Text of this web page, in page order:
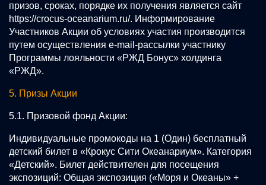
призов, сроках, порядке их получения является сайт
https://crocus-oceanarium.ru/. Информирование
Участников Акции об условиях участия производится
путем осуществления e-mail-рассылки участнику
Программы лояльности «РЖД Бонус» холдинга
«РЖД».
5. Призы Акции
5.1. Призовой фонд Акции:
Индивидуальные промокоды на 1 (Один) бесплатный
детский билет в «Крокус Сити Океанариум». Категория
«Детский». Билет действителен для посещения
экспозиций: Общая экспозиция («Моря и Океаны» +